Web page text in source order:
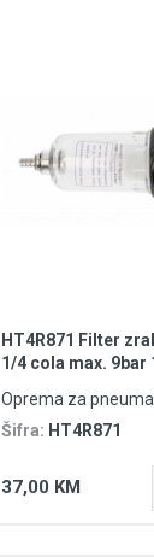
HT4R871 Filter
1/4 cola max. 9bar
Oprema za
Šifra: HT4R871
37,00 KM